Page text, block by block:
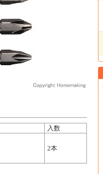
入数
2本